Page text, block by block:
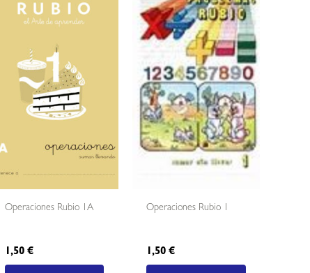
Operaciones Rubio 1A
1,50 €
Operaciones Rubio 1
1,50€